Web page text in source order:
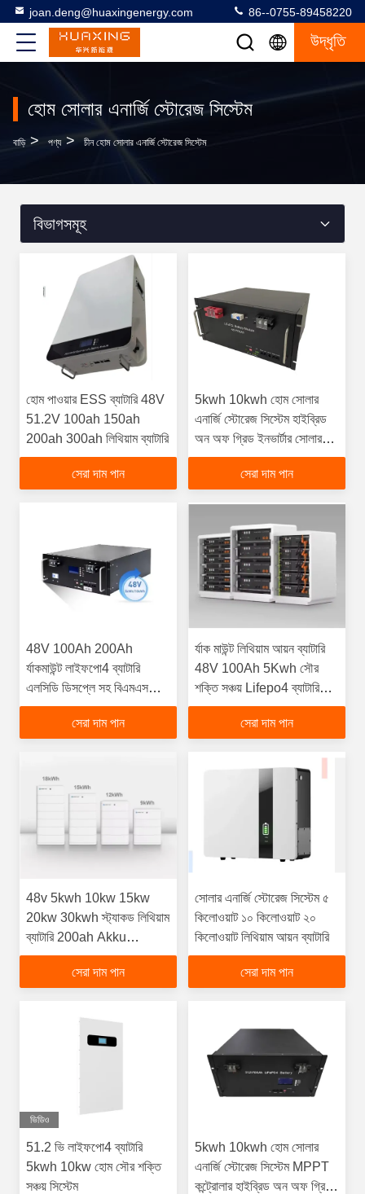
joan.deng@huaxingenergy.com 86--0755-89458220
উদ্ধৃতি
হোম সোলার এনার্জি স্টোরেজ সিস্টেম
বাড়ি > পণ্য > চীন হোম সোলার এনার্জি স্টোরেজ সিস্টেম
বিভাগসমূহ
হোম পাওয়ার ESS ব্যাটারি 48V
51.2V 100ah 150ah
200ah 300ah লিথিয়াম ব্যাটারি
সেরা দাম পান
5kwh 10kwh হোম সোলার
এনার্জি স্টোরেজ সিস্টেম হাইব্রিড
অন অফ গ্রিড ইনভার্টার সোলার
প্যানেল সেট
সেরা দাম পান
48V 100Ah 200Ah
র্যাকমাউন্ট লাইফপো4 ব্যাটারি
এলসিডি ডিসপ্লে সহ বিএমএস
লিথিয়াম ব্যাটারি 5kwh 10kwh
সেরা দাম পান
র্যাক মাউন্ট লিথিয়াম আয়ন ব্যাটারি
48V 100Ah 5Kwh সৌর
শক্তি সঞ্চয় Lifepo4 ব্যাটারি
প্যাক
সেরা দাম পান
48v 5kwh 10kw 15kw
20kw 30kwh স্ট্যাকড লিথিয়াম
ব্যাটারি 200ah Akku
স্ট্যাকযোগ্য Lifepo4 ব্যাটারি
সেরা দাম পান
সোলার এনার্জি স্টোরেজ সিস্টেম ৫
কিলোওয়াট ১০ কিলোওয়াট ২০
কিলোওয়াট লিথিয়াম আয়ন ব্যাটারি
সেরা দাম পান
ভিডিও
51.2 ভি লাইফপো4 ব্যাটারি
5kwh 10kw হোম সৌর শক্তি
সঞ্চয় সিস্টেম
5kwh 10kwh হোম সোলার
এনার্জি স্টোরেজ সিস্টেম MPPT
কন্ট্রোলার হাইব্রিড অন অফ গ্রিড